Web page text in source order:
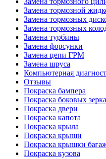
Замена тормозной
Замена тормозных
Замена тормозных
Замена турбины
Замена форсунки
Замена цепи ГРМ
Замена шруса
Компьютерная
Отзывы
Покраска бампера
Покраска боковых
Покраска двери
Покраска капота
Покраска крыла
Покраска крыши
Покраска крышки
Покраска кузова